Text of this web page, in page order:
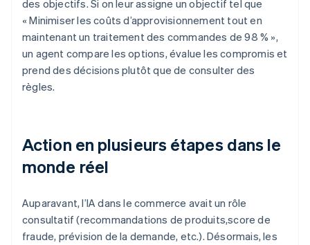
des objectifs. Si on leur assigne un objectif tel que
« Minimiser les coûts d’approvisionnement tout en
maintenant un traitement des commandes de 98 % »,
un agent compare les options, évalue les compromis et
prend des décisions plutôt que de consulter des
règles.
Action en plusieurs étapes dans le
monde réel
Auparavant, l’IA dans le commerce avait un rôle
consultatif (recommandations de produits,score de
fraude, prévision de la demande, etc.). Désormais, les